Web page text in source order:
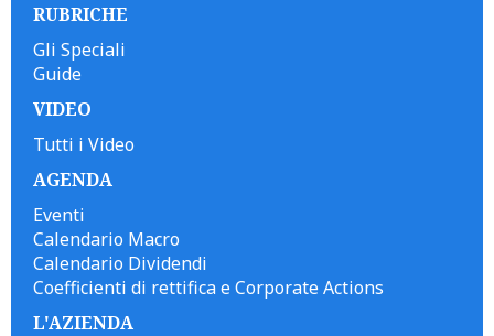
RUBRICHE
Gli Speciali
Guide
VIDEO
Tutti i Video
AGENDA
Eventi
Calendario Macro
Calendario Dividendi
Coefficienti di rettifica e Corporate Actions
L'AZIENDA